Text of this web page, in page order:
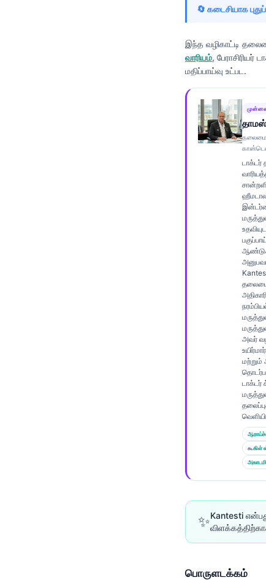
🔄 கடைசியாக
இந்த வழிகாட்டி
வாரியம், பேராசிரியர்
மதிப்பாய்வு உட்பட.
தலைமை
அவர்
கூகிள்
✨Kantesti
பொருளடக்கம்